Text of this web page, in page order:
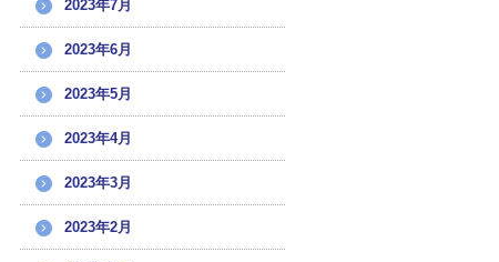
2023年7月
2023年6月
2023年5月
2023年4月
2023年3月
2023年2月